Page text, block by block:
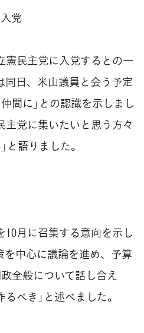
党
民主党に入党するとの一
同日、米山議員と会う予定
間に」との認識を示しまし
党に集いたいと思う方々
と語りました。
月に召集する意向を示し
中心に議論を進め、予算
全般について話し合え
べき」と述べました。